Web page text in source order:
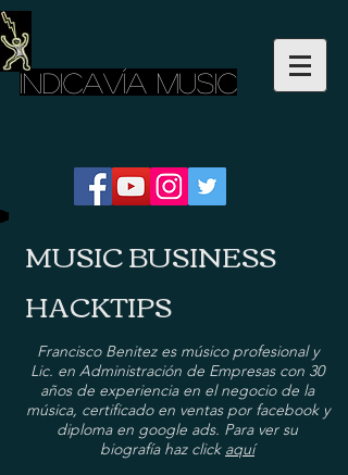
INDICAVÍA MUSIC
MUSIC BUSINESS
HACKTIPS
Francisco Benitez es músico profesional y
Lic. en Administración de Empresas con 30
años de experiencia en el negocio de la
música, certificado en ventas por facebook y
diploma en google ads. Para ver su
biografía haz click aquí